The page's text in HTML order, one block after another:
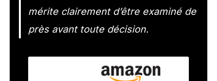
mérite clairement d’être examiné de
près avant toute décision.